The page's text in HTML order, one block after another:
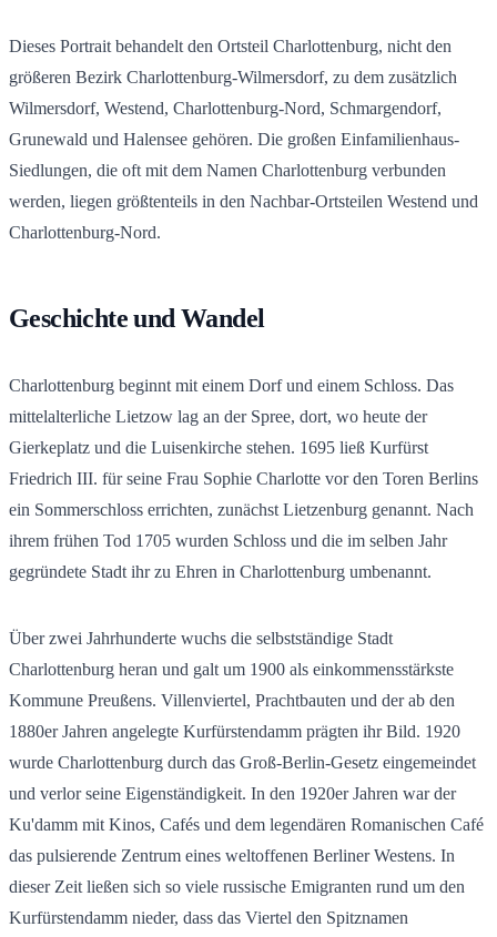
Dieses Portrait behandelt den Ortsteil Charlottenburg, nicht den
größeren Bezirk Charlottenburg-Wilmersdorf, zu dem zusätzlich
Wilmersdorf, Westend, Charlottenburg-Nord, Schmargendorf,
Grunewald und Halensee gehören. Die großen Einfamilienhaus-
Siedlungen, die oft mit dem Namen Charlottenburg verbunden
werden, liegen größtenteils in den Nachbar-Ortsteilen Westend und
Charlottenburg-Nord.
Geschichte und Wandel
Charlottenburg beginnt mit einem Dorf und einem Schloss. Das
mittelalterliche Lietzow lag an der Spree, dort, wo heute der
Gierkeplatz und die Luisenkirche stehen. 1695 ließ Kurfürst
Friedrich III. für seine Frau Sophie Charlotte vor den Toren Berlins
ein Sommerschloss errichten, zunächst Lietzenburg genannt. Nach
ihrem frühen Tod 1705 wurden Schloss und die im selben Jahr
gegründete Stadt ihr zu Ehren in Charlottenburg umbenannt.
Über zwei Jahrhunderte wuchs die selbstständige Stadt
Charlottenburg heran und galt um 1900 als einkommensstärkste
Kommune Preußens. Villenviertel, Prachtbauten und der ab den
1880er Jahren angelegte Kurfürstendamm prägten ihr Bild. 1920
wurde Charlottenburg durch das Groß-Berlin-Gesetz eingemeindet
und verlor seine Eigenständigkeit. In den 1920er Jahren war der
Ku'damm mit Kinos, Cafés und dem legendären Romanischen Café
das pulsierende Zentrum eines weltoffenen Berliner Westens. In
dieser Zeit ließen sich so viele russische Emigranten rund um den
Kurfürstendamm nieder, dass das Viertel den Spitznamen